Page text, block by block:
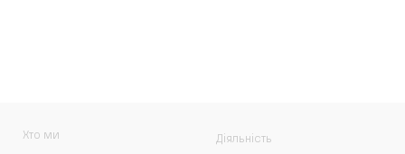
Хто ми Діяльність